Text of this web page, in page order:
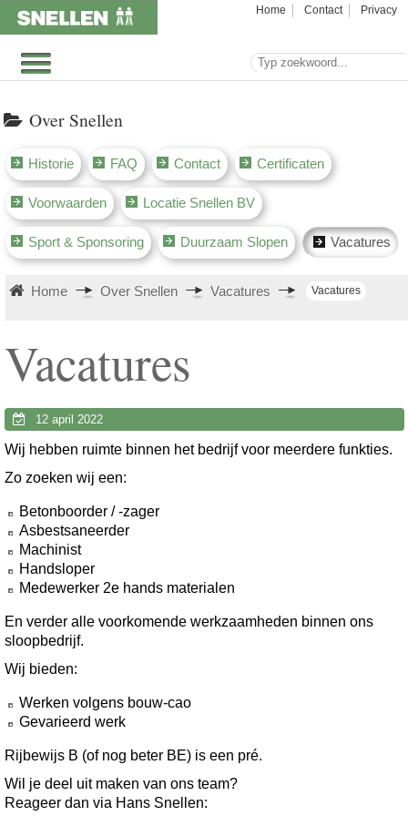
Home Contact Privacy
Over Snellen
Historie FAQ Contact Certificaten
Voorwaarden Locatie Snellen BV
Sport & Sponsoring Duurzaam Slopen Vacatures
Home Over Snellen Vacatures Vacatures
Vacatures
12 april 2022
Wij hebben ruimte binnen het bedrijf voor meerdere funkties.
Zo zoeken wij een:
Betonboorder / -zager
Asbestsaneerder
Machinist
Handsloper
Medewerker 2e hands materialen
En verder alle voorkomende werkzaamheden binnen ons
sloopbedrijf.
Wij bieden:
Werken volgens bouw-cao
Gevarieerd werk
Rijbewijs B (of nog beter BE) is een pré.
Wil je deel uit maken van ons team?
Reageer dan via Hans Snellen: